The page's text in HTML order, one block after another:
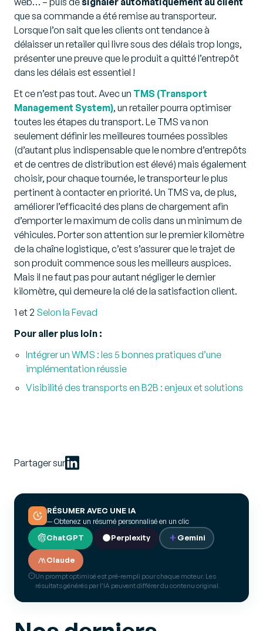
que sa commande a été remise au transporteur.
Lorsque l’on sait que les clients ont tendance à
délaisser un retailer qui livre sous des délais trop longs,
présenter une preuve que le produit a quitté l’entrepôt
dans les délais est essentiel !
Et ce n’est pas tout. Avec un TMS (Transport
Management System), un retailer pourra optimiser
toutes les étapes du transport. Le TMS va non
seulement définir les meilleures tournées possibles
(d’autant plus indispensable que le nombre d’entrepôts
et de centres de distribution est élevé) mais également
choisir, pour chaque tournée, le transporteur le plus
pertinent à contacter en priorité. Un TMS va, de plus,
améliorer l’efficacité des plans de chargement afin
d’emporter le maximum de colis dans un minimum de
véhicules. Porter son attention sur le premier kilomètre
de la chaîne logistique, c’est s’assurer que le trajet de
son produit commence sous les meilleurs auspices.
Mais il ne faut pas pour autant négliger le dernier
kilomètre, qui demeure la clé de la satisfaction client.
1 et 2 Selon la Fevad
Pour aller plus loin :
Intégrer un WMS : les 5 bonnes pratiques d’une
implémentation réussie
Visibilité des transports en B2B : enjeux et solutions
Partager sur
RÉSUMER AVEC UNE IA
— Obtenez un résumé personnalisé en un clic
ChatGPT Perplexity Gemini
Claude
Un prompt optimisé est pré-rempli pour chaque moteur. Les
résultats générés par l’IA peuvent différer du contenu original.